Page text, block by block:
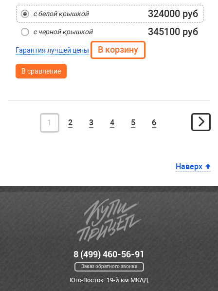
с белой крышкой 324000 руб
с черной крышкой 345100 руб
Гарантия лучшей цены
В сравнение
1 2 3 4 5 6
Наверх
8 (499) 460-56-91
Заказ обратного звонка
Юго-Восток: 19-й км МКАД